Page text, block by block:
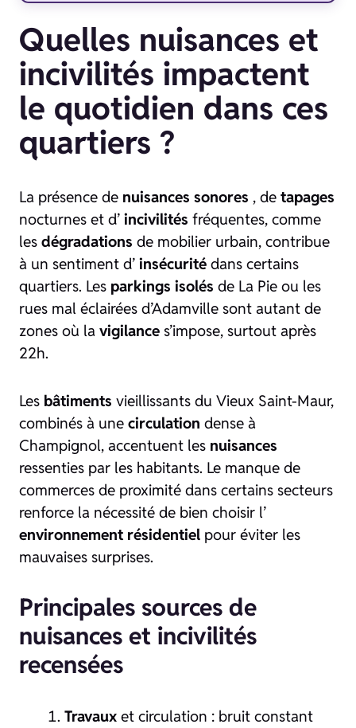
Quelles nuisances et
incivilités impactent
le quotidien dans ces
quartiers ?
La présence de nuisances sonores , de tapages
nocturnes et d’ incivilités fréquentes, comme
les dégradations de mobilier urbain, contribue
à un sentiment d’ insécurité dans certains
quartiers. Les parkings isolés de La Pie ou les
rues mal éclairées d’Adamville sont autant de
zones où la vigilance s’impose, surtout après
22h.
Les bâtiments vieillissants du Vieux Saint-Maur,
combinés à une circulation dense à
Champignol, accentuent les nuisances
ressenties par les habitants. Le manque de
commerces de proximité dans certains secteurs
renforce la nécessité de bien choisir l’
environnement résidentiel pour éviter les
mauvaises surprises.
Principales sources de
nuisances et incivilités
recensées
Travaux et circulation : bruit constant